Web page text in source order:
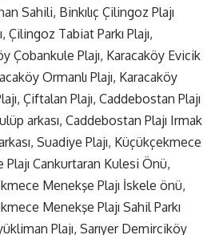
Sahili, Binkılıç Çilingoz Plajı
Çilingoz Tabiat Parkı Plajı,
Çobankule Plajı, Karacaköy Evicik
Ormanlı Plajı, Karacaköy
Çiftalan Plajı, Caddebostan Plajı
arkası, Caddebostan Plajı Irmak
Suadiye Plajı, Küçükçekmece
Plajı Cankurtaran Kulesi Önü,
Menekşe Plajı İskele önü,
Menekşe Plajı Sahil Parkı
Plajı, Sarıyer Demirciköy